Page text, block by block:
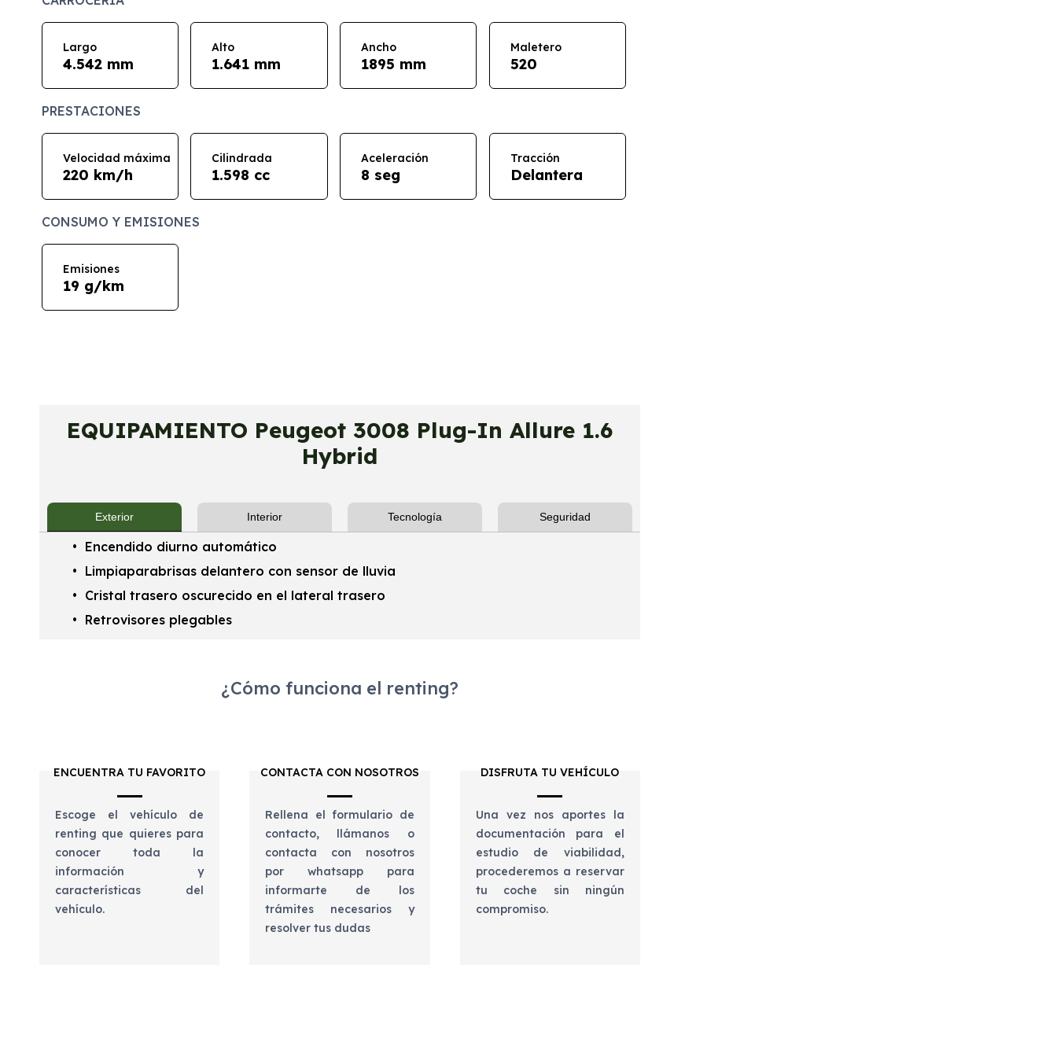
Largo
4.542 mm
Alto
1.641 mm
Ancho
1895 mm
Maletero
520
PRESTACIONES
Velocidad máxima
220 km/h
Cilindrada
1.598 cc
Aceleración
8 seg
Tracción
Delantera
CONSUMO Y EMISIONES
Emisiones
19 g/km
EQUIPAMIENTO Peugeot 3008 Plug-In Allure 1.6
Hybrid
Exterior Interior Tecnología Seguridad
Encendido diurno automático
Limpiaparabrisas delantero con sensor de lluvia
Cristal trasero oscurecido en el lateral trasero
Retrovisores plegables
¿Cómo funciona el renting?
ENCUENTRA TU FAVORITO
Escoge el vehículo de
renting que quieres para
conocer toda la
información y
características del
vehículo.
CONTACTA CON NOSOTROS
Rellena el formulario de
contacto, llámanos o
contacta con nosotros
por whatsapp para
informarte de los
trámites necesarios y
resolver tus dudas
DISFRUTA TU VEHÍCULO
Una vez nos aportes la
documentación para el
estudio de viabilidad,
procederemos a reservar
tu coche sin ningún
compromiso.